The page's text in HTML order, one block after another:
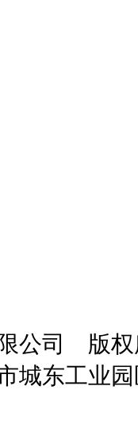
限公司
城东工业